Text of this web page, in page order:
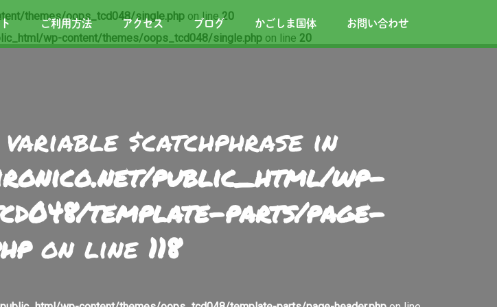
ご利用方法 アクセス ブログ かごしま国体 お問い合わせ
themes/oops_tcd048/single.php on line20
wp-content/themes/oops_tcd048/single.php on line 20
variable $catchphrase in
public_html/wp-
template-parts/page-
on line 118